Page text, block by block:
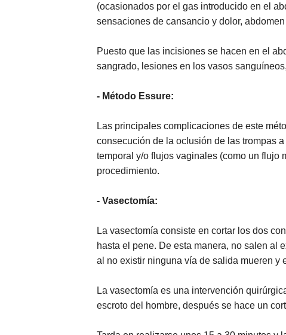
(ocasionados por el gas introducido en el
sensaciones de cansancio y dolor,
Puesto que las incisiones se hacen en el
sangrado, lesiones en los vasos
- Método Essure:
Las principales complicaciones de este
consecución de la oclusión de las trompas
temporal y/o flujos vaginales (como un flujo
procedimiento.
- Vasectomía:
La vasectomía consiste en cortar los dos
hasta el pene. De esta manera, no salen al
al no existir ninguna vía de salida mueren y
La vasectomía es una intervención
escroto del hombre, después se hace un